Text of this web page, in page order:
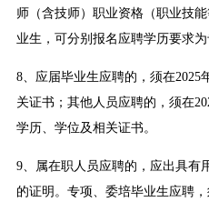
师（含技师）职业资格（职业技
业生，可分别报名应聘学历要求为
8、应届毕业生应聘的，须在2025
关证书；其他人员应聘的，须在
学历、学位及相关证书。
9、属在职人员应聘的，应出具有
的证明。专项、委培毕业生应聘